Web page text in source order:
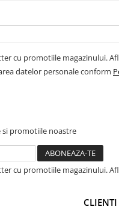
cu promotiile magazinului.
datelor personale conform
si promotiile noastre
cu promotiile magazinului.
CLIENTI